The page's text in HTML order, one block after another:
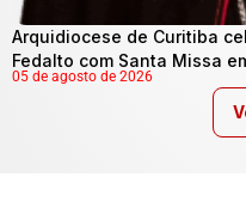
Arquidiocese de Curitiba
Fedalto com Santa Missa
05 de agosto de 2026